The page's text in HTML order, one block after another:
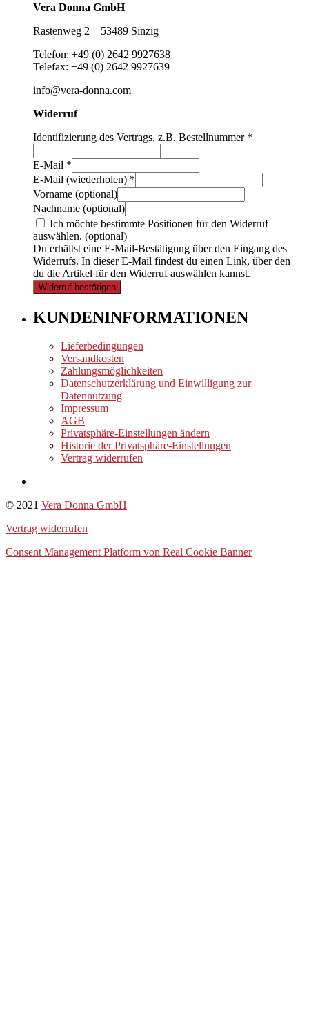
Vera Donna GmbH
Rastenweg 2 – 53489 Sinzig
Telefon: +49 (0) 2642 9927638
Telefax: +49 (0) 2642 9927639
info@vera-donna.com
Widerruf
Identifizierung des Vertrags, z.B. Bestellnummer *
E-Mail *
E-Mail (wiederholen) *
Vorname (optional)
Nachname (optional)
Ich möchte bestimmte Positionen für den Widerruf
auswählen. (optional)
Du erhältst eine E-Mail-Bestätigung über den Eingang des
Widerrufs. In dieser E-Mail findest du einen Link, über den
du die Artikel für den Widerruf auswählen kannst.
Widerruf bestätigen
KUNDENINFORMATIONEN
Lieferbedingungen
Versandkosten
Zahlungsmöglichkeiten
Datenschutzerklärung und Einwilligung zur
Datennutzung
Impressum
AGB
Privatsphäre-Einstellungen ändern
Historie der Privatsphäre-Einstellungen
Vertrag widerrufen
© 2021 Vera Donna GmbH
Vertrag widerrufen
Consent Management Platform von Real Cookie Banner